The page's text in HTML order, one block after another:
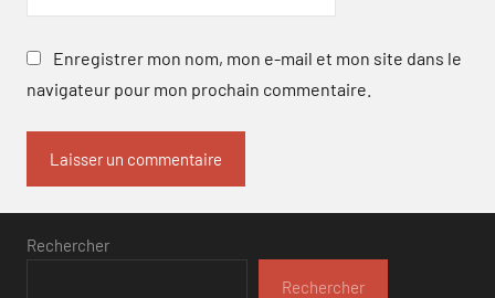
Enregistrer mon nom, mon e-mail et mon site dans le
navigateur pour mon prochain commentaire.
Rechercher
Rechercher